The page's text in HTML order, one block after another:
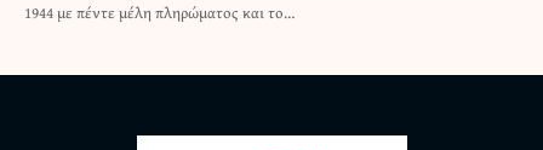
1944 με πέντε μέλη πληρώματος και το…